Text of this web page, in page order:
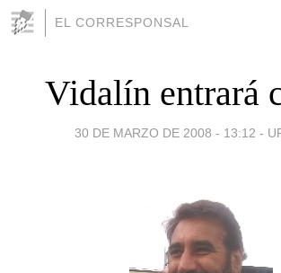
EL CORRESPONSAL
Vidalín entrará
30 DE MARZO DE 2008 - 13:12 -